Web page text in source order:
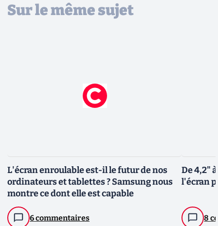
Sur le même sujet
L'écran enroulable est-il le futur de nos
ordinateurs et tablettes ? Samsung nous
montre ce dont elle est capable
6 commentaires
De 4,2"
l'écran
8